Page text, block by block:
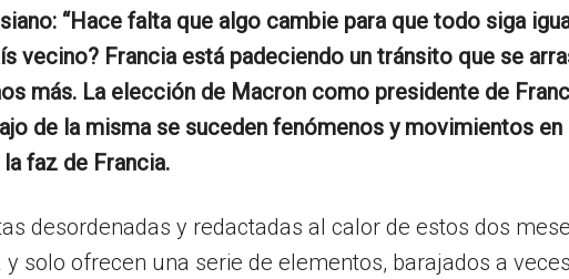
“Hace falta que algo cambie para que todo siga
vecino? Francia está padeciendo un tránsito que se
más. La elección de Macron como presidente de
de la misma se suceden fenómenos y movimientos
faz de Francia.
desordenadas y redactadas al calor de estos dos
solo ofrecen una serie de elementos, barajados a